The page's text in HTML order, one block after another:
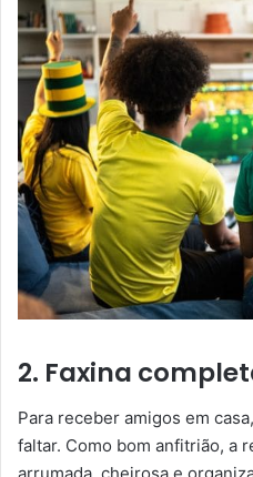
2. Faxina
Para receber amigos em
faltar. Como bom anfitrião, a